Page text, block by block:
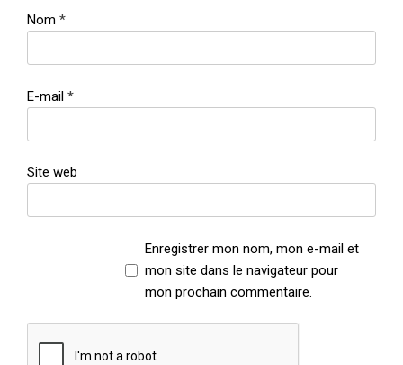
Nom *
E-mail *
Site web
Enregistrer mon nom, mon e-mail et
mon site dans le navigateur pour
mon prochain commentaire.